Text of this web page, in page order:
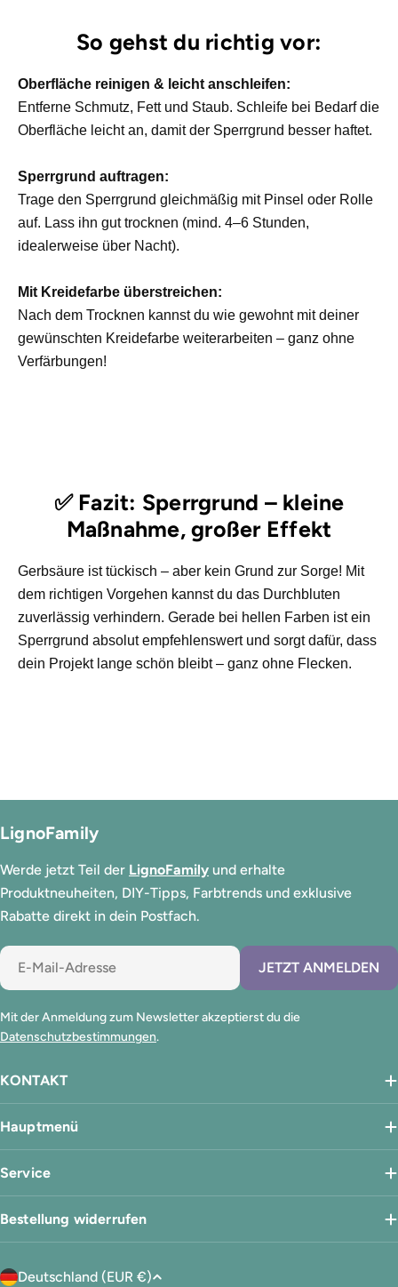
So gehst du richtig vor:
Oberfläche reinigen & leicht anschleifen:
Entferne Schmutz, Fett und Staub. Schleife bei Bedarf die
Oberfläche leicht an, damit der Sperrgrund besser haftet.
Sperrgrund auftragen:
Trage den Sperrgrund gleichmäßig mit Pinsel oder Rolle
auf. Lass ihn gut trocknen (mind. 4–6 Stunden,
idealerweise über Nacht).
Mit Kreidefarbe überstreichen:
Nach dem Trocknen kannst du wie gewohnt mit deiner
gewünschten Kreidefarbe weiterarbeiten – ganz ohne
Verfärbungen!
✅ Fazit: Sperrgrund – kleine
Maßnahme, großer Effekt
Gerbsäure ist tückisch – aber kein Grund zur Sorge! Mit
dem richtigen Vorgehen kannst du das Durchbluten
zuverlässig verhindern. Gerade bei hellen Farben ist ein
Sperrgrund absolut empfehlenswert und sorgt dafür, dass
dein Projekt lange schön bleibt – ganz ohne Flecken.
KONTAKT
Hauptmenü
Service
LignoFamily
Werde jetzt Teil der LignoFamily und erhalte
Produktneuheiten, DIY-Tipps, Farbtrends und exklusive
Rabatte direkt in dein Postfach.
E-
Mail
JETZT ANMELDEN
Mit der Anmeldung zum Newsletter akzeptierst du die
Datenschutzbestimmungen.
Bestellung widerrufen
L
Deutschland (EUR €)